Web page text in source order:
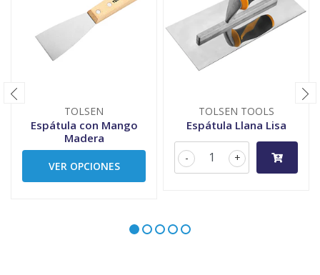
TOLSEN
Espátula con Mango
Madera
VER OPCIONES
TOLSEN TOOLS
Espátula Llana Lisa
+
-